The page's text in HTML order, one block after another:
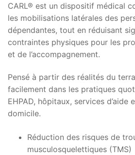
CARL® est un dispositif médical
les mobilisations latérales des
dépendantes, tout en réduisant
contraintes physiques pour les
et de l’accompagnement.
Pensé à partir des réalités du
facilement dans les pratiques
EHPAD, hôpitaux, services d’aide
domicile.
Réduction des risques de
musculosquelettiques (TMS)